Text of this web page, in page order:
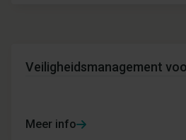
Veiligheidsmanagement
Meer info